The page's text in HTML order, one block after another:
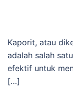
Kaporit, atau
adalah salah
efektif untuk
[…]